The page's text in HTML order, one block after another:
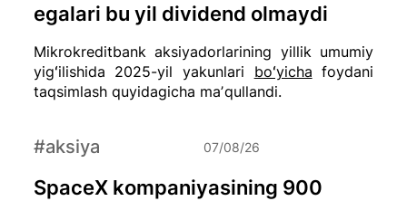
Mikrokreditbank aksiyadorlarining yillik umumiy
yigʻilishida 2025-yil yakunlari boʻyicha foydani
taqsimlash quyidagicha maʼqullandi.
egalari bu yil dividend olmaydi
SpaceX kompaniyasining 900
#aksiya 07/08/26